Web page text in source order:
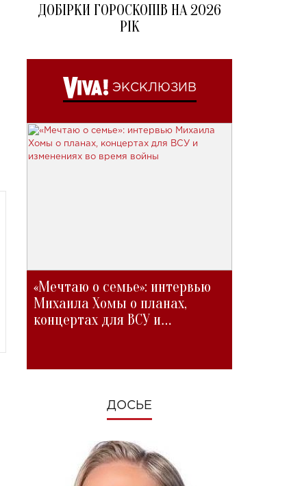
ДОБІРКИ ГОРОСКОПІВ НА 2026
РІК
ЭКСКЛЮЗИВ
«Мечтаю о семье»: интервью
Михаила Хомы о планах,
концертах для ВСУ и
ДОСЬЕ